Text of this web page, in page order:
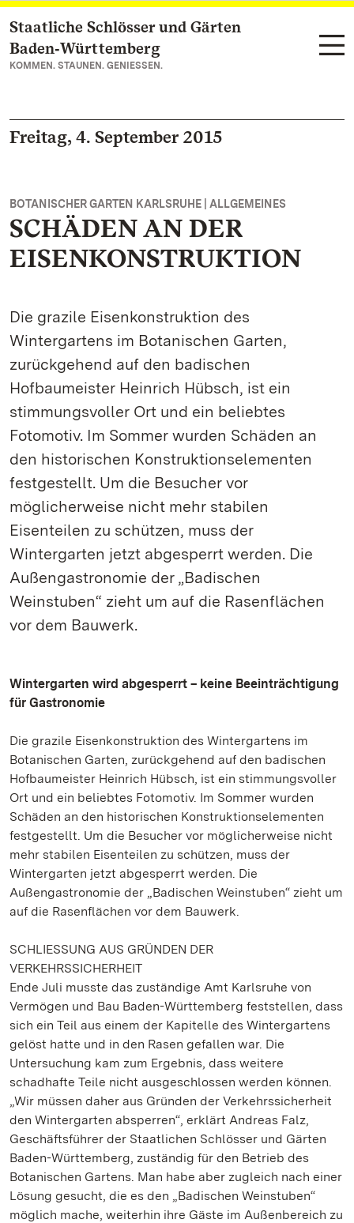
Zum Hauptinhalt springen
Staatliche Schlösser und Gärten
Baden‑Württemberg
KOMMEN. STAUNEN. GENIESSEN.
Freitag, 4. September 2015
BOTANISCHER GARTEN KARLSRUHE | ALLGEMEINES
SCHÄDEN AN DER
EISENKONSTRUKTION
Die grazile Eisenkonstruktion des
Wintergartens im Botanischen Garten,
zurückgehend auf den badischen
Hofbaumeister Heinrich Hübsch, ist ein
stimmungsvoller Ort und ein beliebtes
Fotomotiv. Im Sommer wurden Schäden an
den historischen Konstruktionselementen
festgestellt. Um die Besucher vor
möglicherweise nicht mehr stabilen
Eisenteilen zu schützen, muss der
Wintergarten jetzt abgesperrt werden. Die
Außengastronomie der „Badischen
Weinstuben“ zieht um auf die Rasenflächen
vor dem Bauwerk.
Wintergarten wird abgesperrt – keine Beeinträchtigung
für Gastronomie
Die grazile Eisenkonstruktion des Wintergartens im
Botanischen Garten, zurückgehend auf den badischen
Hofbaumeister Heinrich Hübsch, ist ein stimmungsvoller
Ort und ein beliebtes Fotomotiv. Im Sommer wurden
Schäden an den historischen Konstruktionselementen
festgestellt. Um die Besucher vor möglicherweise nicht
mehr stabilen Eisenteilen zu schützen, muss der
Wintergarten jetzt abgesperrt werden. Die
Außengastronomie der „Badischen Weinstuben“ zieht um
auf die Rasenflächen vor dem Bauwerk.
SCHLIESSUNG AUS GRÜNDEN DER
VERKEHRSSICHERHEIT
Ende Juli musste das zuständige Amt Karlsruhe von
Vermögen und Bau Baden-Württemberg feststellen, dass
sich ein Teil aus einem der Kapitelle des Wintergartens
gelöst hatte und in den Rasen gefallen war. Die
Untersuchung kam zum Ergebnis, dass weitere
schadhafte Teile nicht ausgeschlossen werden können.
„Wir müssen daher aus Gründen der Verkehrssicherheit
den Wintergarten absperren“, erklärt Andreas Falz,
Geschäftsführer der Staatlichen Schlösser und Gärten
Baden-Württemberg, zuständig für den Betrieb des
Botanischen Gartens. Man habe aber zugleich nach einer
Lösung gesucht, die es den „Badischen Weinstuben“
möglich mache, weiterhin ihre Gäste im Außenbereich zu